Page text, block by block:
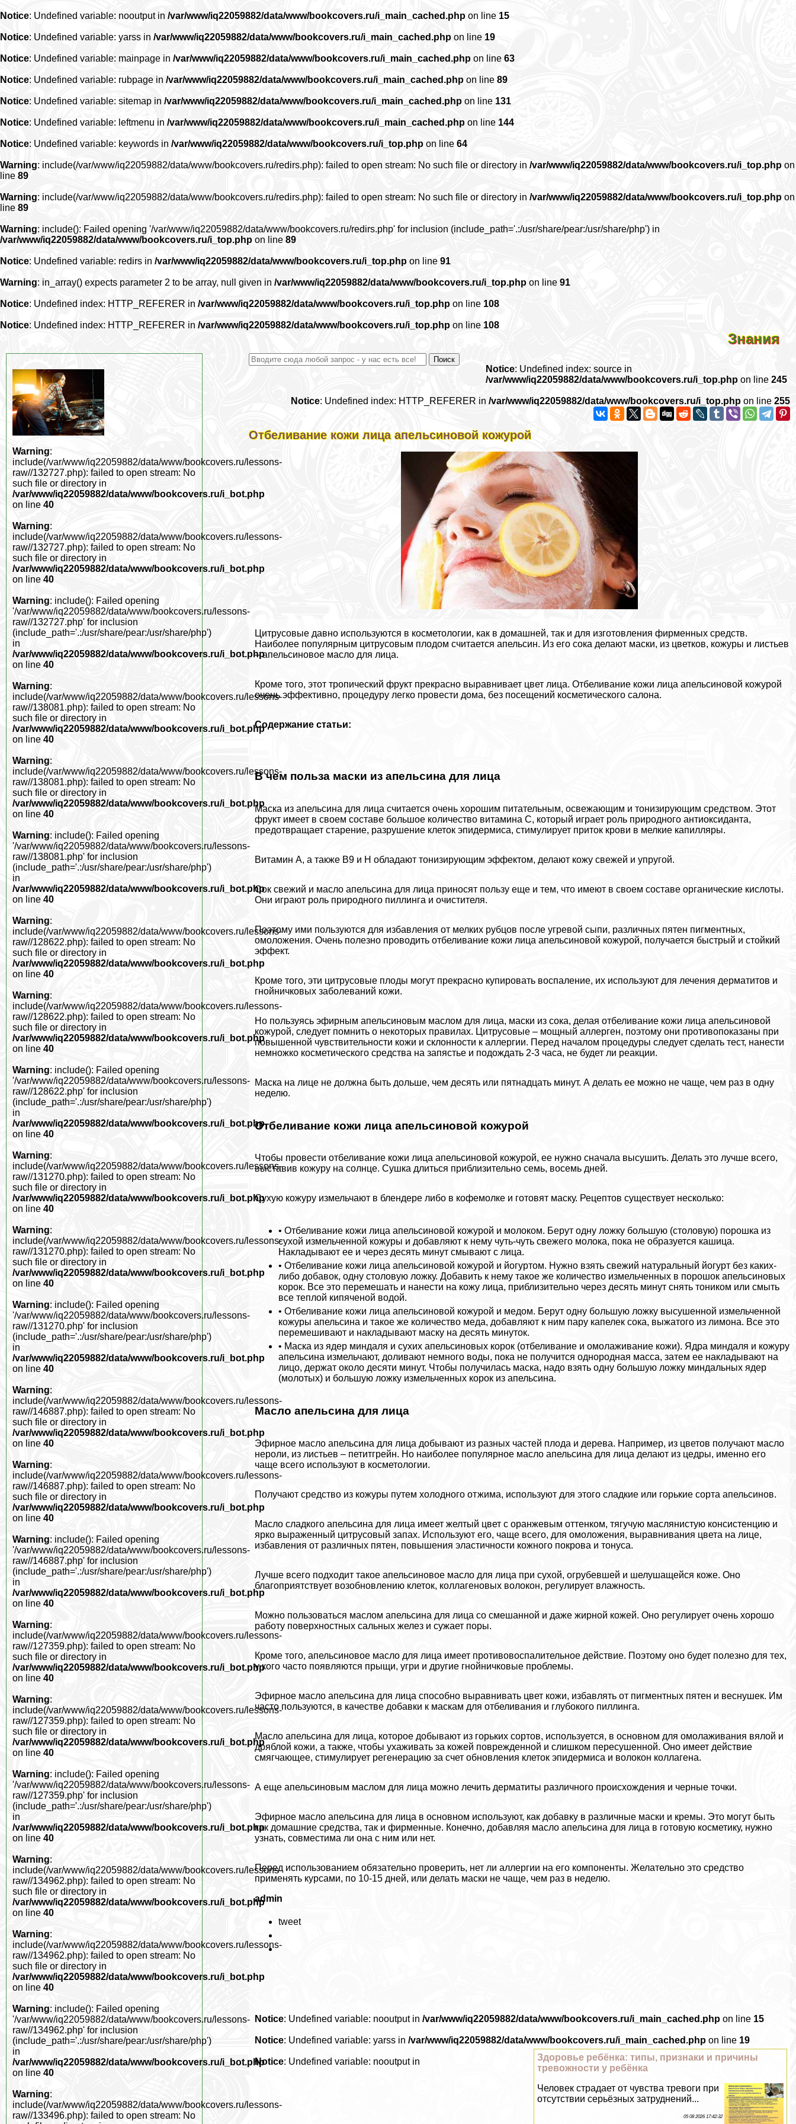
Notice: Undefined variable: nooutput in /var/www/iq22059882/data/www/bookcovers.ru/i_main_cached.php on line 15
Notice: Undefined variable: yarss in /var/www/iq22059882/data/www/bookcovers.ru/i_main_cached.php on line 19
Notice: Undefined variable: mainpage in /var/www/iq22059882/data/www/bookcovers.ru/i_main_cached.php on line 63
Notice: Undefined variable: rubpage in /var/www/iq22059882/data/www/bookcovers.ru/i_main_cached.php on line 89
Notice: Undefined variable: sitemap in /var/www/iq22059882/data/www/bookcovers.ru/i_main_cached.php on line 131
Notice: Undefined variable: leftmenu in /var/www/iq22059882/data/www/bookcovers.ru/i_main_cached.php on line 144
Notice: Undefined variable: keywords in /var/www/iq22059882/data/www/bookcovers.ru/i_top.php on line 64
Warning: include(/var/www/iq22059882/data/www/bookcovers.ru/redirs.php): failed to open stream: No such file or directory in /var/www/iq22059882/data/www/bookcovers.ru/i_top.php on
line 89
Warning: include(/var/www/iq22059882/data/www/bookcovers.ru/redirs.php): failed to open stream: No such file or directory in /var/www/iq22059882/data/www/bookcovers.ru/i_top.php on
line 89
Warning: include(): Failed opening '/var/www/iq22059882/data/www/bookcovers.ru/redirs.php' for inclusion (include_path='.:/usr/share/pear:/usr/share/php') in
/var/www/iq22059882/data/www/bookcovers.ru/i_top.php on line 89
Notice: Undefined variable: redirs in /var/www/iq22059882/data/www/bookcovers.ru/i_top.php on line 91
Warning: in_array() expects parameter 2 to be array, null given in /var/www/iq22059882/data/www/bookcovers.ru/i_top.php on line 91
Notice: Undefined index: HTTP_REFERER in /var/www/iq22059882/data/www/bookcovers.ru/i_top.php on line 108
Notice: Undefined index: HTTP_REFERER in /var/www/iq22059882/data/www/bookcovers.ru/i_top.php on line 108
Знания
Notice: Undefined index: source in
/var/www/iq22059882/data/www/bookcovers.ru/i_top.php on line245
Notice: Undefined index: HTTP_REFERER in /var/www/iq22059882/data/www/bookcovers.ru/i_top.php on line 255
Отбеливание кожи лица апельсиновой кожурой
Цитрусовые давно используются в косметологии, как в домашней, так и для изготовления фирменных средств.
Наиболее популярным цитрусовым плодом считается апельсин. Из его сока делают маски, из цветков, кожуры и листьев
– апельсиновое масло для лица.
Кроме того, этот тропический фрукт прекрасно выравнивает цвет лица. Отбеливание кожи лица апельсиновой кожурой
очень эффективно, процедуру легко провести дома, без посещений косметического салона.
Содержание статьи:
В чем польза маски из апельсина для лица
Маска из апельсина для лица считается очень хорошим питательным, освежающим и тонизирующим средством. Этот
фрукт имеет в своем составе большое количество витамина С, который играет роль природного антиоксиданта,
предотвращает старение, разрушение клеток эпидермиса, стимулирует приток крови в мелкие капилляры.
Витамин А, а также В9 и Н обладают тонизирующим эффектом, делают кожу свежей и упругой.
Сок свежий и масло апельсина для лица приносят пользу еще и тем, что имеют в своем составе органические кислоты.
Они играют роль природного пиллинга и очистителя.
Поэтому ими пользуются для избавления от мелких рубцов после угревой сыпи, различных пятен пигментных,
омоложения. Очень полезно проводить отбеливание кожи лица апельсиновой кожурой, получается быстрый и стойкий
эффект.
Кроме того, эти цитрусовые плоды могут прекрасно купировать воспаление, их используют для лечения дерматитов и
гнойничковых заболеваний кожи.
Но пользуясь эфирным апельсиновым маслом для лица, маски из сока, делая отбеливание кожи лица апельсиновой
кожурой, следует помнить о некоторых правилах. Цитрусовые – мощный аллерген, поэтому они противопоказаны при
повышенной чувствительности кожи и склонности к аллергии. Перед началом процедуры следует сделать тест, нанести
немножко косметического средства на запястье и подождать 2-3 часа, не будет ли реакции.
Маска на лице не должна быть дольше, чем десять или пятнадцать минут. А делать ее можно не чаще, чем раз в одну
неделю.
Отбеливание кожи лица апельсиновой кожурой
Чтобы провести отбеливание кожи лица апельсиновой кожурой, ее нужно сначала высушить. Делать это лучше всего,
выставив кожуру на солнце. Сушка длиться приблизительно семь, восемь дней.
Сухую кожуру измельчают в блендере либо в кофемолке и готовят маску. Рецептов существует несколько:
• Отбеливание кожи лица апельсиновой кожурой и молоком. Берут одну ложку большую (столовую) порошка из
сухой измельченной кожуры и добавляют к нему чуть-чуть свежего молока, пока не образуется кашица.
Накладывают ее и через десять минут смывают с лица.
• Отбеливание кожи лица апельсиновой кожурой и йогуртом. Нужно взять свежий натуральный йогурт без каких-
либо добавок, одну столовую ложку. Добавить к нему такое же количество измельченных в порошок апельсиновых
корок. Все это перемешать и нанести на кожу лица, приблизительно через десять минут снять тоником или смыть
все теплой кипяченой водой.
• Отбеливание кожи лица апельсиновой кожурой и медом. Берут одну большую ложку высушенной измельченной
кожуры апельсина и такое же количество меда, добавляют к ним пару капелек сока, выжатого из лимона. Все это
перемешивают и накладывают маску на десять минуток.
• Маска из ядер миндаля и сухих апельсиновых корок (отбеливание и омолаживание кожи). Ядра миндаля и кожуру
апельсина измельчают, доливают немного воды, пока не получится однородная масса, затем ее накладывают на
лицо, держат около десяти минут. Чтобы получилась маска, надо взять одну большую ложку миндальных ядер
(молотых) и большую ложку измельченных корок из апельсина.
Масло апельсина для лица
Эфирное масло апельсина для лица добывают из разных частей плода и дерева. Например, из цветов получают масло
нероли, из листьев – петитгрейн. Но наиболее популярное масло апельсина для лица делают из цедры, именно его
чаще всего используют в косметологии.
Получают средство из кожуры путем холодного отжима, используют для этого сладкие или горькие сорта апельсинов.
Масло сладкого апельсина для лица имеет желтый цвет с оранжевым оттенком, тягучую маслянистую консистенцию и
ярко выраженный цитрусовый запах. Используют его, чаще всего, для омоложения, выравнивания цвета на лице,
избавления от различных пятен, повышения эластичности кожного покрова и тонуса.
Лучше всего подходит такое апельсиновое масло для лица при сухой, огрубевшей и шелушащейся коже. Оно
благоприятствует возобновлению клеток, коллагеновых волокон, регулирует влажность.
Можно пользоваться маслом апельсина для лица со смешанной и даже жирной кожей. Оно регулирует очень хорошо
работу поверхностных сальных желез и сужает поры.
Кроме того, апельсиновое масло для лица имеет противовоспалительное действие. Поэтому оно будет полезно для тех,
у кого часто появляются прыщи, угри и другие гнойничковые проблемы.
Эфирное масло апельсина для лица способно выравнивать цвет кожи, избавлять от пигментных пятен и веснушек. Им
часто пользуются, в качестве добавки к маскам для отбеливания и глубокого пиллинга.
Масло апельсина для лица, которое добывают из горьких сортов, используется, в основном для омолаживания вялой и
дряблой кожи, а также, чтобы ухаживать за кожей поврежденной и слишком пересушенной. Оно имеет действие
смягчающее, стимулирует регенерацию за счет обновления клеток эпидермиса и волокон коллагена.
А еще апельсиновым маслом для лица можно лечить дерматиты различного происхождения и черные точки.
Эфирное масло апельсина для лица в основном используют, как добавку в различные маски и кремы. Это могут быть
как домашние средства, так и фирменные. Конечно, добавляя масло апельсина для лица в готовую косметику, нужно
узнать, совместима ли она с ним или нет.
Перед использованием обязательно проверить, нет ли аллергии на его компоненты. Желательно это средство
применять курсами, по 10-15 дней, или делать маски не чаще, чем раз в неделю.
admin
tweet
Notice: Undefined variable: nooutput in/var/www/iq22059882/data/www/bookcovers.ru/i_main_cached.php on line 15
Notice: Undefined variable: yarss in/var/www/iq22059882/data/www/bookcovers.ru/i_main_cached.php on line 19
Здоровье ребёнка: типы, признаки и причины
тревожности у ребёнка
Человек страдает от чувства тревоги при
отсутствии серьёзных затруднений...
05 08 2026 17:42:32
Notice: Undefined variable: nooutput in
Warning:
include(/var/www/iq22059882/data/www/bookcovers.ru/lessons-
raw//132727.php): failed to open stream: No
such file or directory in
/var/www/iq22059882/data/www/bookcovers.ru/i_bot.php
on line 40
Warning:
include(/var/www/iq22059882/data/www/bookcovers.ru/lessons-
raw//132727.php): failed to open stream: No
such file or directory in
/var/www/iq22059882/data/www/bookcovers.ru/i_bot.php
on line 40
Warning: include(): Failed opening
'/var/www/iq22059882/data/www/bookcovers.ru/lessons-
raw//132727.php' for inclusion
(include_path='.:/usr/share/pear:/usr/share/php')
in
/var/www/iq22059882/data/www/bookcovers.ru/i_bot.php
on line 40
Warning:
include(/var/www/iq22059882/data/www/bookcovers.ru/lessons-
raw//138081.php): failed to open stream: No
such file or directory in
/var/www/iq22059882/data/www/bookcovers.ru/i_bot.php
on line 40
Warning:
include(/var/www/iq22059882/data/www/bookcovers.ru/lessons-
raw//138081.php): failed to open stream: No
such file or directory in
/var/www/iq22059882/data/www/bookcovers.ru/i_bot.php
on line 40
Warning: include(): Failed opening
'/var/www/iq22059882/data/www/bookcovers.ru/lessons-
raw//138081.php' for inclusion
(include_path='.:/usr/share/pear:/usr/share/php')
in
/var/www/iq22059882/data/www/bookcovers.ru/i_bot.php
on line 40
Warning:
include(/var/www/iq22059882/data/www/bookcovers.ru/lessons-
raw//128622.php): failed to open stream: No
such file or directory in
/var/www/iq22059882/data/www/bookcovers.ru/i_bot.php
on line 40
Warning:
include(/var/www/iq22059882/data/www/bookcovers.ru/lessons-
raw//128622.php): failed to open stream: No
such file or directory in
/var/www/iq22059882/data/www/bookcovers.ru/i_bot.php
on line 40
Warning: include(): Failed opening
'/var/www/iq22059882/data/www/bookcovers.ru/lessons-
raw//128622.php' for inclusion
(include_path='.:/usr/share/pear:/usr/share/php')
in
/var/www/iq22059882/data/www/bookcovers.ru/i_bot.php
on line 40
Warning:
include(/var/www/iq22059882/data/www/bookcovers.ru/lessons-
raw//131270.php): failed to open stream: No
such file or directory in
/var/www/iq22059882/data/www/bookcovers.ru/i_bot.php
on line 40
Warning:
include(/var/www/iq22059882/data/www/bookcovers.ru/lessons-
raw//131270.php): failed to open stream: No
such file or directory in
/var/www/iq22059882/data/www/bookcovers.ru/i_bot.php
on line 40
Warning: include(): Failed opening
'/var/www/iq22059882/data/www/bookcovers.ru/lessons-
raw//131270.php' for inclusion
(include_path='.:/usr/share/pear:/usr/share/php')
in
/var/www/iq22059882/data/www/bookcovers.ru/i_bot.php
on line 40
Warning:
include(/var/www/iq22059882/data/www/bookcovers.ru/lessons-
raw//146887.php): failed to open stream: No
such file or directory in
/var/www/iq22059882/data/www/bookcovers.ru/i_bot.php
on line 40
Warning:
include(/var/www/iq22059882/data/www/bookcovers.ru/lessons-
raw//146887.php): failed to open stream: No
such file or directory in
/var/www/iq22059882/data/www/bookcovers.ru/i_bot.php
on line 40
Warning: include(): Failed opening
'/var/www/iq22059882/data/www/bookcovers.ru/lessons-
raw//146887.php' for inclusion
(include_path='.:/usr/share/pear:/usr/share/php')
in
/var/www/iq22059882/data/www/bookcovers.ru/i_bot.php
on line 40
Warning:
include(/var/www/iq22059882/data/www/bookcovers.ru/lessons-
raw//127359.php): failed to open stream: No
such file or directory in
/var/www/iq22059882/data/www/bookcovers.ru/i_bot.php
on line 40
Warning:
include(/var/www/iq22059882/data/www/bookcovers.ru/lessons-
raw//127359.php): failed to open stream: No
such file or directory in
/var/www/iq22059882/data/www/bookcovers.ru/i_bot.php
on line 40
Warning: include(): Failed opening
'/var/www/iq22059882/data/www/bookcovers.ru/lessons-
raw//127359.php' for inclusion
(include_path='.:/usr/share/pear:/usr/share/php')
in
/var/www/iq22059882/data/www/bookcovers.ru/i_bot.php
on line 40
Warning:
include(/var/www/iq22059882/data/www/bookcovers.ru/lessons-
raw//134962.php): failed to open stream: No
such file or directory in
/var/www/iq22059882/data/www/bookcovers.ru/i_bot.php
on line 40
Warning:
include(/var/www/iq22059882/data/www/bookcovers.ru/lessons-
raw//134962.php): failed to open stream: No
such file or directory in
/var/www/iq22059882/data/www/bookcovers.ru/i_bot.php
on line 40
Warning: include(): Failed opening
'/var/www/iq22059882/data/www/bookcovers.ru/lessons-
raw//134962.php' for inclusion
(include_path='.:/usr/share/pear:/usr/share/php')
in
/var/www/iq22059882/data/www/bookcovers.ru/i_bot.php
on line 40
Warning:
include(/var/www/iq22059882/data/www/bookcovers.ru/lessons-
raw//133496.php): failed to open stream: No